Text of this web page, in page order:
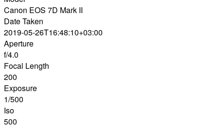
Canon EOS 7D Mark II
Date Taken
2019-05-26T16:48:10+03:00
Aperture
f/4.0
Focal Length
200
Exposure
1/500
Iso
500